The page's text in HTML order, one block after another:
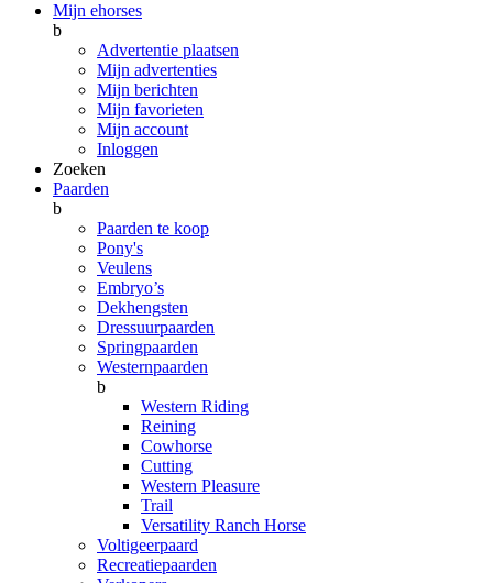
Mijn ehorses
b
Advertentie plaatsen
Mijn advertenties
Mijn berichten
Mijn favorieten
Mijn account
Inloggen
Zoeken
Paarden
b
Paarden te koop
Pony's
Veulens
Embryo’s
Dekhengsten
Dressuurpaarden
Springpaarden
Westernpaarden
b
Western Riding
Reining
Cowhorse
Cutting
Western Pleasure
Trail
Versatility Ranch Horse
Voltigeerpaard
Recreatiepaarden